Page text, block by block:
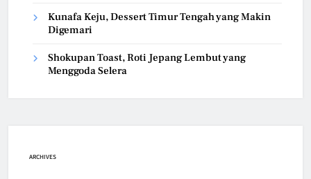
Kunafa Keju, Dessert Timur Tengah yang Makin
Digemari
Shokupan Toast, Roti Jepang Lembut yang
Menggoda Selera
ARCHIVES